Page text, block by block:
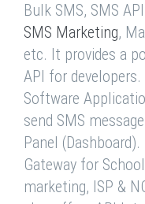
Bulk SMS, SMS
SMS Marketing,
etc. It provides a
API for
Software
send SMS
Panel
Gateway for
marketing, ISP &